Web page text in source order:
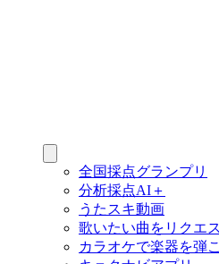
全国採点グランプリ
分析採点AI＋
うたスキ動画
歌いたい曲をリクエ
カラオケで楽器を弾